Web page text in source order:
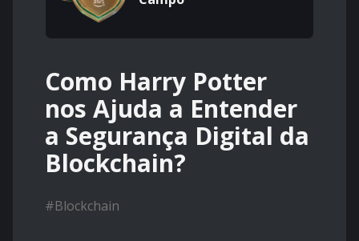
Como Harry Potter
nos Ajuda a Entender
a Segurança Digital da
Blockchain?
#Blockchain